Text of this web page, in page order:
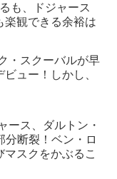
も、ドジャース
楽観できる余裕は
・スクーバルが早
ュー！しかし、
ース、ダルトン・
分断裂！ベン・ロ
スクをかぶるこ